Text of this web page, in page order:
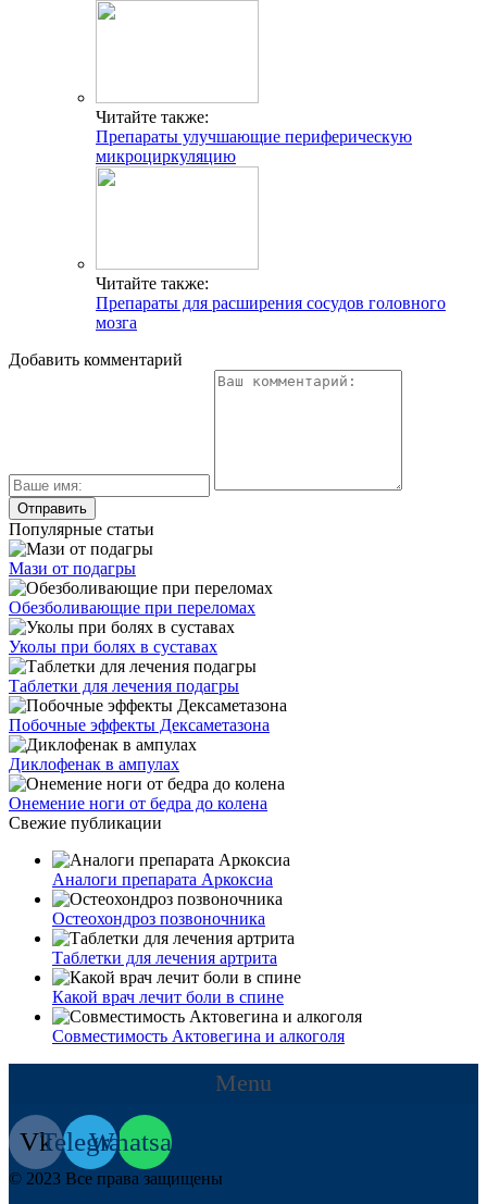
Читайте также:
Препараты улучшающие периферическую
микроциркуляцию
Читайте также:
Препараты для расширения сосудов головного
мозга
Добавить комментарий
Популярные статьи
Мази от подагры
Обезболивающие при переломах
Уколы при болях в суставах
Таблетки для лечения подагры
Побочные эффекты Дексаметазона
Диклофенак в ампулах
Онемение ноги от бедра до колена
Свежие публикации
Аналоги препарата Аркоксиа
Остеохондроз позвоночника
Таблетки для лечения артрита
Какой врач лечит боли в спине
Совместимость Актовегина и алкоголя
Menu
VkTelegram
Whatsapp
© 2023 Все права защищены